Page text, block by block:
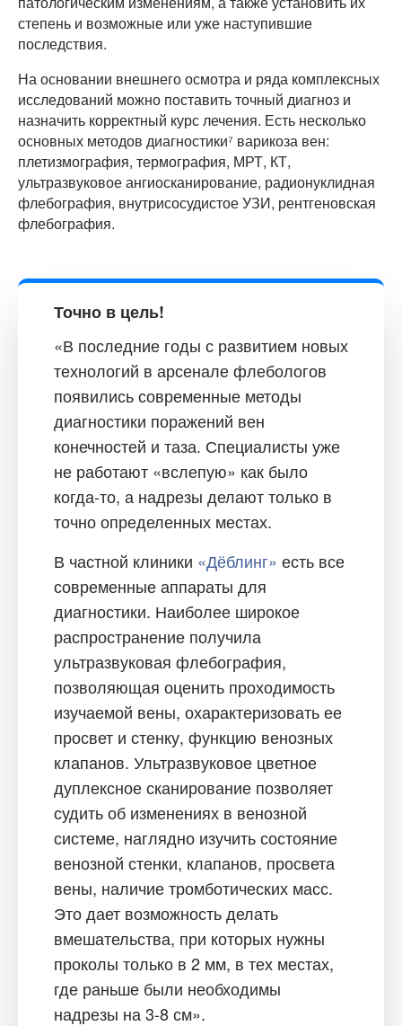
степень и возможные или уже наступившие
последствия.
На основании внешнего осмотра и ряда комплексных
исследований можно поставить точный диагноз и
назначить корректный курс лечения. Есть несколько
основных методов диагностики⁷ варикоза вен:
плетизмография, термография, МРТ, КТ,
ультразвуковое ангиосканирование, радионуклидная
флебография, внутрисосудистое УЗИ, рентгеновская
флебография.
Точно в цель!
«В последние годы с развитием новых
технологий в арсенале флебологов
появились современные методы
диагностики поражений вен
конечностей и таза. Специалисты уже
не работают «вслепую» как было
когда-то, а надрезы делают только в
точно определенных местах.
В частной клиники «Дёблинг» есть все
современные аппараты для
диагностики. Наиболее широкое
распространение получила
ультразвуковая флебография,
позволяющая оценить проходимость
изучаемой вены, охарактеризовать ее
просвет и стенку, функцию венозных
клапанов. Ультразвуковое цветное
дуплексное сканирование позволяет
судить об изменениях в венозной
системе, наглядно изучить состояние
венозной стенки, клапанов, просвета
вены, наличие тромботических масс.
Это дает возможность делать
вмешательства, при которых нужны
проколы только в 2 мм, в тех местах,
где раньше были необходимы
надрезы на 3-8 см».